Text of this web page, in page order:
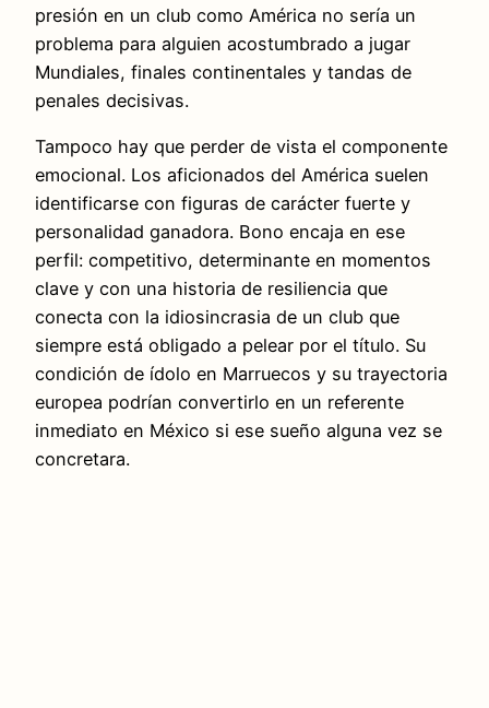
presión en un club como América no sería un
problema para alguien acostumbrado a jugar
Mundiales, finales continentales y tandas de
penales decisivas.
Tampoco hay que perder de vista el componente
emocional. Los aficionados del América suelen
identificarse con figuras de carácter fuerte y
personalidad ganadora. Bono encaja en ese
perfil: competitivo, determinante en momentos
clave y con una historia de resiliencia que
conecta con la idiosincrasia de un club que
siempre está obligado a pelear por el título. Su
condición de ídolo en Marruecos y su trayectoria
europea podrían convertirlo en un referente
inmediato en México si ese sueño alguna vez se
concretara.